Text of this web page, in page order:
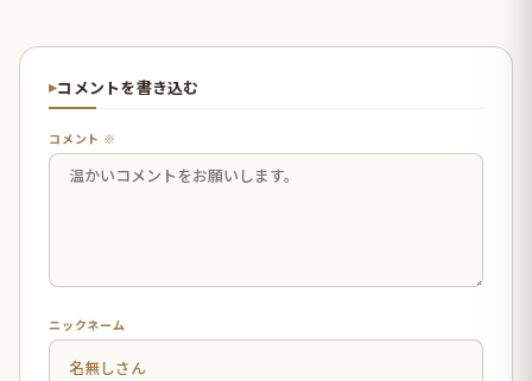
コメントを書き込む
コメント ※
ニックネーム